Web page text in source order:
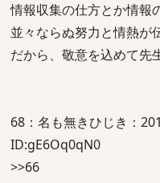
情報収集の仕方とか情報
並々ならぬ努力と情熱が
だから、敬意を込めて先
68：名も無きひじき：
ID:gE6Oq0qN0
>>66